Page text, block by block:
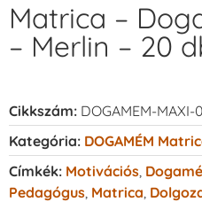
Matrica –
– Merlin – 20
Cikkszám: DOGAMEM-MAXI-
Kategória: DOGAMÉM
Címkék: Motivációs
Pedagógus Matrica